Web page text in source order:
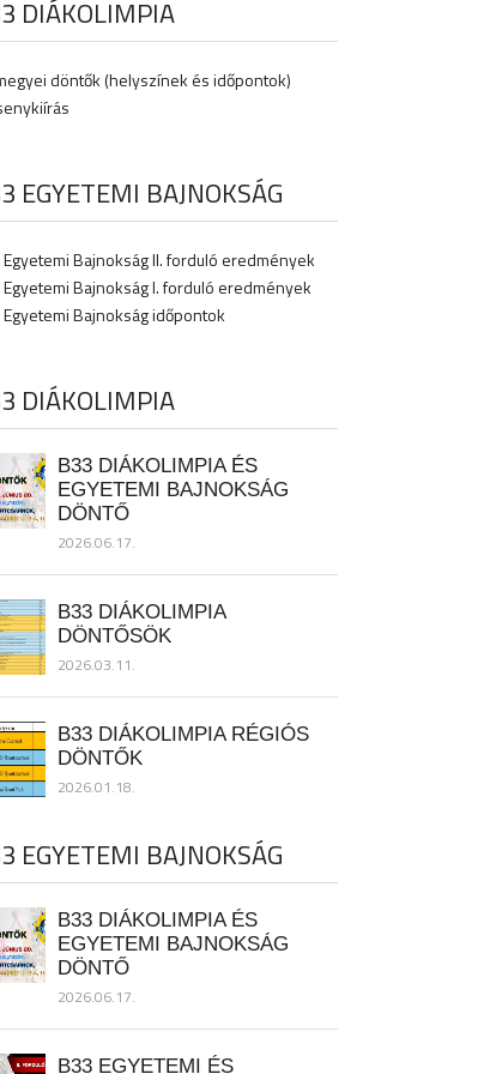
DIÁKOLIMPIA
döntők (helyszínek és időpontok)
EGYETEMI BAJNOKSÁG
Bajnokság II. forduló eredmények
Bajnokság I. forduló eredmények
Bajnokság időpontok
DIÁKOLIMPIA
B33 DIÁKOLIMPIA ÉS
EGYETEMI BAJNOKSÁG
DÖNTŐ
2026.06.17.
B33 DIÁKOLIMPIA
DÖNTŐSÖK
2026.03.11.
B33 DIÁKOLIMPIA RÉGIÓS
DÖNTŐK
2026.01.18.
EGYETEMI BAJNOKSÁG
B33 DIÁKOLIMPIA ÉS
EGYETEMI BAJNOKSÁG
DÖNTŐ
2026.06.17.
B33 EGYETEMI ÉS